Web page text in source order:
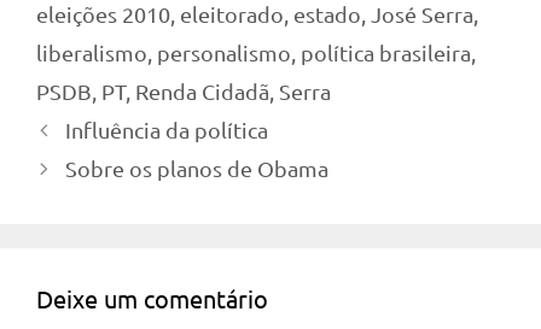
eleições 2010 eleitorado estado José Serra
liberalismo personalismo política brasileira
PSDB PT, Renda Cidadã Serra
Influência da política
Sobre os planos de Obama
Deixe um comentário